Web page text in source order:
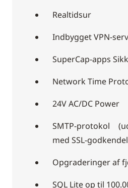
Realtidsur
Indbygget VPN-
SuperCap-apps
Network Time
24V AC/DC Power
SMTP-protokol
med SSL-
Opgraderinger af
SQL Lite op til